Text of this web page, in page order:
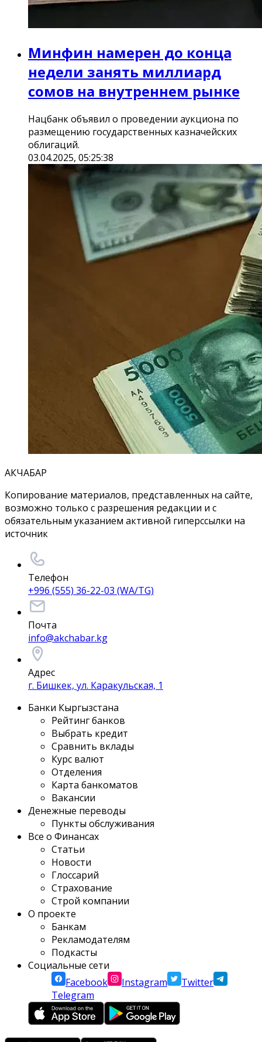
Минфин намерен до конца
недели занять миллиард
сомов на внутреннем рынке
Нацбанк объявил о проведении аукциона по
размещению государственных казначейских
облигаций.
03.04.2025, 05:25:38
АКЧАБАР
Копирование материалов, представленных на сайте,
возможно только с разрешения редакции и с
обязательным указанием активной гиперссылки на
источник
Телефон
+996 (555) 36-22-03 (WA/TG)
Почта
info@akchabar.kg
Адрес
г. Бишкек, ул. Каракульская, 1
Банки Кыргызстана
Рейтинг банков
Выбрать кредит
Сравнить вклады
Курс валют
Отделения
Карта банкоматов
Вакансии
Денежные переводы
Пункты обслуживания
Все о Финансах
Статьи
Новости
Глоссарий
Страхование
Строй компании
О проекте
Банкам
Рекламодателям
Подкасты
Социальные сети
Facebook
Instagram
Twitter
Telegram